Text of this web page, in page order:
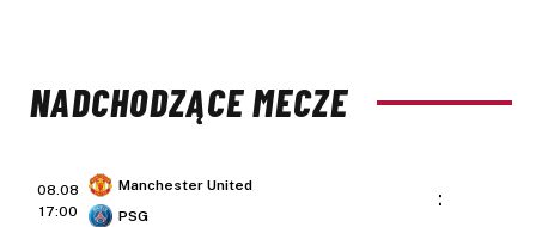
NADCHODZĄCE MECZE
08.08
17:00
Manchester United
PSG
: